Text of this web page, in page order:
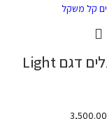
כסא גלגלים דגם Light
3,500.00